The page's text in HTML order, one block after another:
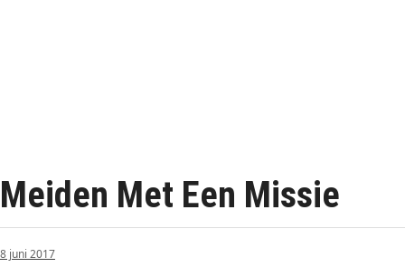
Meiden Met Een Missie
8 juni 2017